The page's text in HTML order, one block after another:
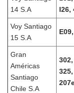
14 S.A
I26,
Voy Santiago
15 S.A
Gran
Américas
Santiago
Chile S.A